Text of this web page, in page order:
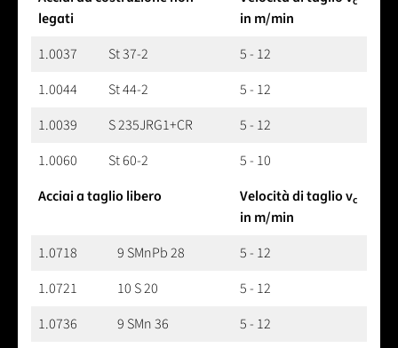
legati
in m/min
1.0037
St 37-2
5 - 12
1.0044
St 44-2
5 - 12
1.0039
S 235JRG1+CR
5 - 12
1.0060
St 60-2
5 - 10
Acciai a taglio libero
Velocità di taglio vc
in m/min
1.0718
9 SMnPb 28
5 - 12
1.0721
10 S 20
5 - 12
1.0736
9 SMn 36
5 - 12